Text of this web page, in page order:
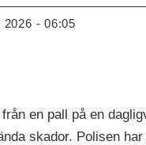
2026 - 06:05
en pall på en
skador. Polisen